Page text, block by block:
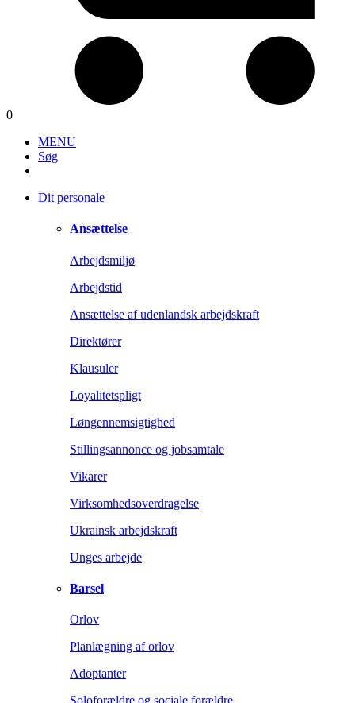
0
MENU
Søg
Dit personale
Ansættelse
Arbejdsmiljø
Arbejdstid
Ansættelse af udenlandsk arbejdskraft
Direktører
Klausuler
Loyalitetspligt
Løngennemsigtighed
Stillingsannonce og jobsamtale
Vikarer
Virksomhedsoverdragelse
Ukrainsk arbejdskraft
Unges arbejde
Barsel
Orlov
Planlægning af orlov
Adoptanter
Soloforældre og sociale forældre